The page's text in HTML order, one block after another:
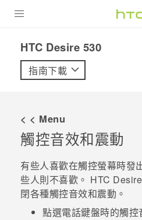
VIVE
配件
優惠專區
焦點訊息
銷售門市
HTC Desire 530‎
指南下載
< < Menu
觸控音效和震動
有些人喜歡在觸控螢幕時發
些人則不喜歡。 HTC
閉各種觸控音效和震動。
點選電話鍵盤時的觸控